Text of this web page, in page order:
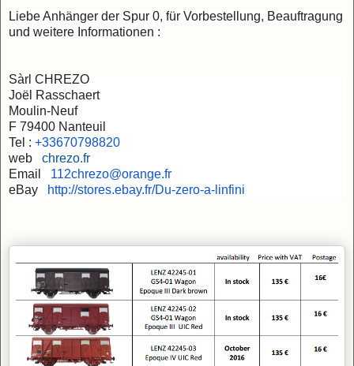
Liebe Anhänger der Spur 0, für Vorbestellung, Beauftragung
und weitere Informationen :
Sàrl CHREZO
Joël Rasschaert
Moulin-Neuf
F 79400 Nanteuil
Tel : +33670798820
web chrezo.fr
Email 112chrezo@orange.fr
eBay
http://stores.ebay.fr/Du-zero-a-linfini